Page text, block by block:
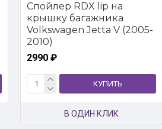
Спойлер RDX lip на
крышку багажника
Volkswagen Jetta V (2005-
2010)
2990 ₽
КУПИТЬ
В ОДИН КЛИК